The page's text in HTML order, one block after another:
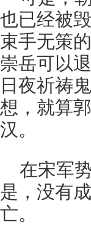
也已经被
束手无策
崇岳可以
日夜祈祷
想，就算
汉。
在宋军
是，没有
亡。